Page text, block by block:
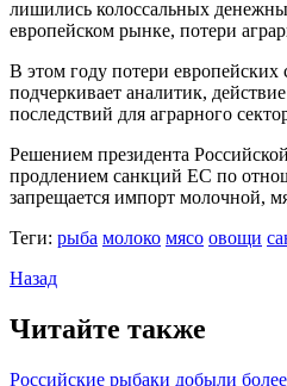
лишились колоссальных
европейском рынке, потери
В этом году потери европейских
подчеркивает аналитик,
последствий для аграрного
Решением президента
продлением санкций ЕС по
запрещается импорт молочной,
Теги: рыба молоко мясо овощи
Назад
Читайте также
Российские рыбаки добыли